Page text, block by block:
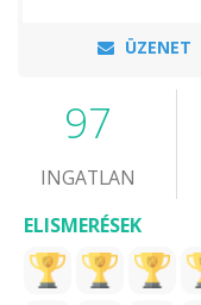
ÜZENET
97
INGATLAN
ELISMERÉSEK